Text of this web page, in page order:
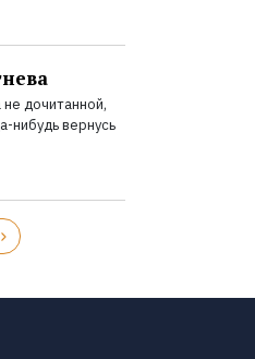
дочитанной,
нибудь вернусь